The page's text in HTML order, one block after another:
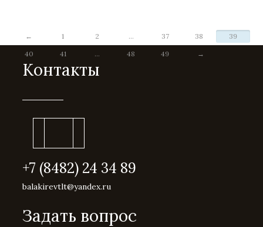
← 1 2 ... 37 38
39
40
41 ... 48 49 →
Контакты
+7 (8482) 24 34 89
balakirevtlt@yandex.ru
Задать вопрос